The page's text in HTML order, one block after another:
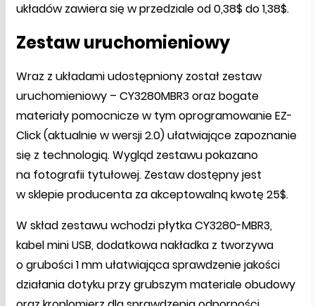
układów zawiera się w przedziale od 0,38$ do 1,38$.
Zestaw uruchomieniowy
Wraz z układami udostępniony został zestaw
uruchomieniowy – CY3280MBR3 oraz bogate
materiały pomocnicze w tym oprogramowanie EZ-
Click (aktualnie w wersji 2.0) ułatwiające zapoznanie
się z technologią. Wygląd zestawu pokazano
na fotografii tytułowej. Zestaw dostępny jest
w sklepie producenta za akceptowalną kwotę 25$.
W skład zestawu wchodzi płytka CY3280-MBR3,
kabel mini USB, dodatkowa nakładka z tworzywa
o grubości 1 mm ułatwiająca sprawdzenie jakości
działania dotyku przy grubszym materiale obudowy